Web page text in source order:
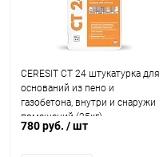
CERESIT CT 24 штукатурка для
оснований из пено и
газобетона, внутри и снаружи
помещений (25кг)
780 руб. / шт